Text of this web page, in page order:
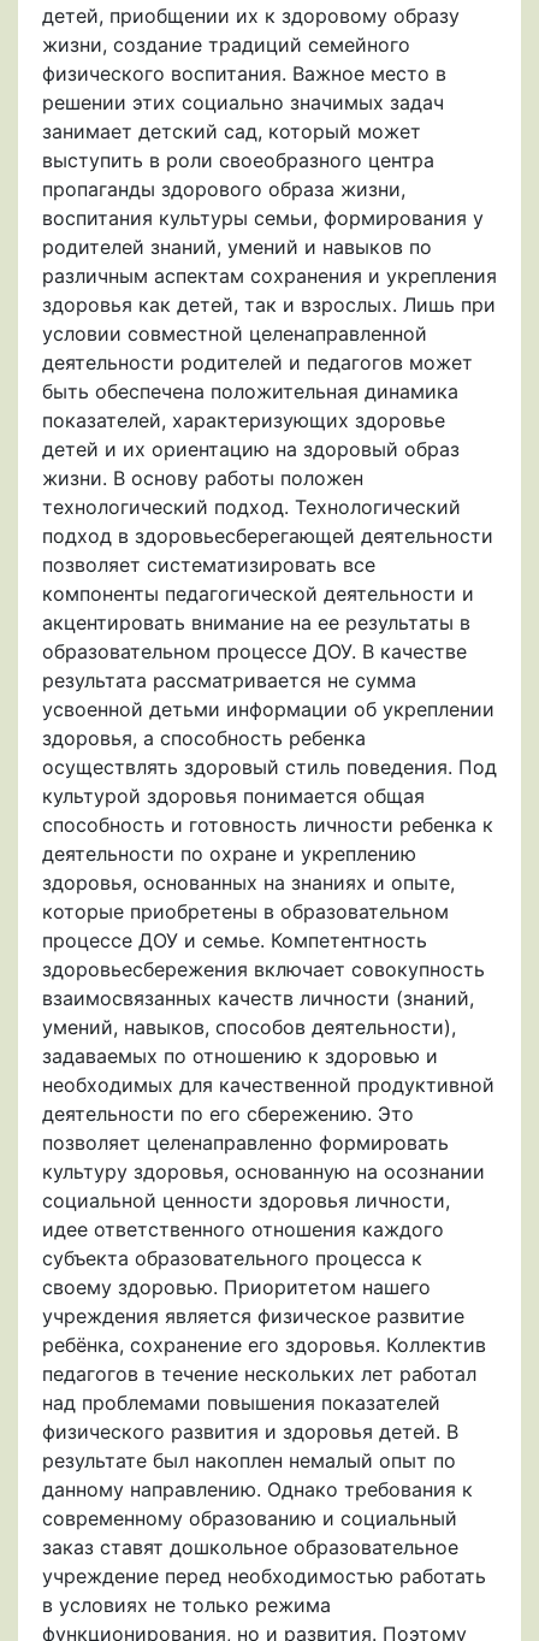
детей, приобщении их к здоровому образу
жизни, создание традиций семейного
физического воспитания. Важное место в
решении этих социально значимых задач
занимает детский сад, который может
выступить в роли своеобразного центра
пропаганды здорового образа жизни,
воспитания культуры семьи, формирования у
родителей знаний, умений и навыков по
различным аспектам сохранения и укрепления
здоровья как детей, так и взрослых. Лишь при
условии совместной целенаправленной
деятельности родителей и педагогов может
быть обеспечена положительная динамика
показателей, характеризующих здоровье
детей и их ориентацию на здоровый образ
жизни. В основу работы положен
технологический подход. Технологический
подход в здоровьесберегающей деятельности
позволяет систематизировать все
компоненты педагогической деятельности и
акцентировать внимание на ее результаты в
образовательном процессе ДОУ. В качестве
результата рассматривается не сумма
усвоенной детьми информации об укреплении
здоровья, а способность ребенка
осуществлять здоровый стиль поведения. Под
культурой здоровья понимается общая
способность и готовность личности ребенка к
деятельности по охране и укреплению
здоровья, основанных на знаниях и опыте,
которые приобретены в образовательном
процессе ДОУ и семье. Компетентность
здоровьесбережения включает совокупность
взаимосвязанных качеств личности (знаний,
умений, навыков, способов деятельности),
задаваемых по отношению к здоровью и
необходимых для качественной продуктивной
деятельности по его сбережению. Это
позволяет целенаправленно формировать
культуру здоровья, основанную на осознании
социальной ценности здоровья личности,
идее ответственного отношения каждого
субъекта образовательного процесса к
своему здоровью. Приоритетом нашего
учреждения является физическое развитие
ребёнка, сохранение его здоровья. Коллектив
педагогов в течение нескольких лет работал
над проблемами повышения показателей
физического развития и здоровья детей. В
результате был накоплен немалый опыт по
данному направлению. Однако требования к
современному образованию и социальный
заказ ставят дошкольное образовательное
учреждение перед необходимостью работать
в условиях не только режима
функционирования, но и развития. Поэтому